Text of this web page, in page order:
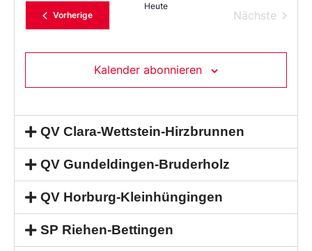
VorherigeVeranstaltungen
Heute
Nächste
Kalender abonnieren
QV Clara-Wettstein-Hirzbrunnen
QV Gundeldingen-Bruderholz
QV Horburg-Kleinhüngingen
SP Riehen-Bettingen